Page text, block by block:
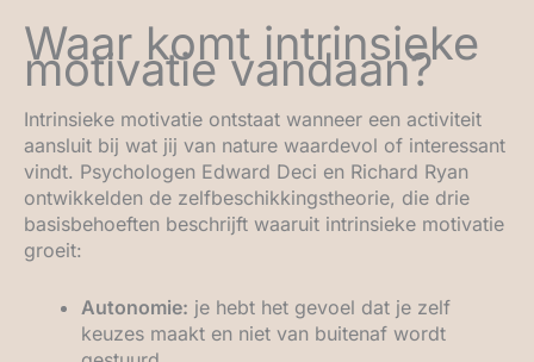
Waar komt intrinsieke
motivatie vandaan?
Intrinsieke motivatie ontstaat wanneer een activiteit
aansluit bij wat jij van nature waardevol of interessant
vindt. Psychologen Edward Deci en Richard Ryan
ontwikkelden de zelfbeschikkingstheorie, die drie
basisbehoeften beschrijft waaruit intrinsieke motivatie
groeit:
Autonomie: je hebt het gevoel dat je zelf
keuzes maakt en niet van buitenaf wordt